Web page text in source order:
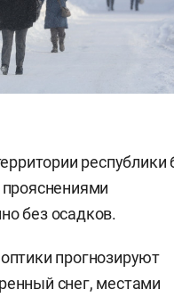
республики
без осадков.
прогнозируют
снег, местами